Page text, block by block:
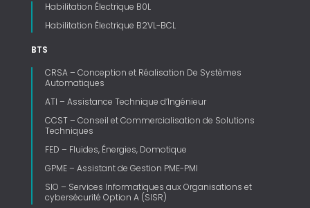
Habilitation Électrique B0L
Habilitation Électrique B2VL-BCL
BTS
CRSA – Conception et Réalisation De Systèmes
Automatiques
ATI – Assistance Technique d’Ingénieur
CCST – Conseil et Commercialisation de Solutions
Techniques
FED – Fluides, Énergies, Domotique
GPME – Assistant de Gestion PME-PMI
SIO – Services Informatiques aux Organisations et
cybersécurité Option A (SISR)